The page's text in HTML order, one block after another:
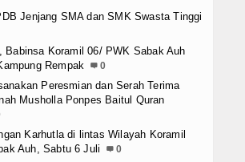
Jenjang SMA dan SMK Swasta Tinggi
Babinsa Koramil 06/ PWK Sabak Auh
Rempak
0
Peresmian dan Serah Terima
Musholla Ponpes Baitul Quran
Karhutla di lintas Wilayah Koramil
Auh, Sabtu 6 Juli
0